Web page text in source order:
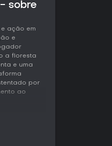
sobre
ação em
e
a floresta
e uma
por
ao
como